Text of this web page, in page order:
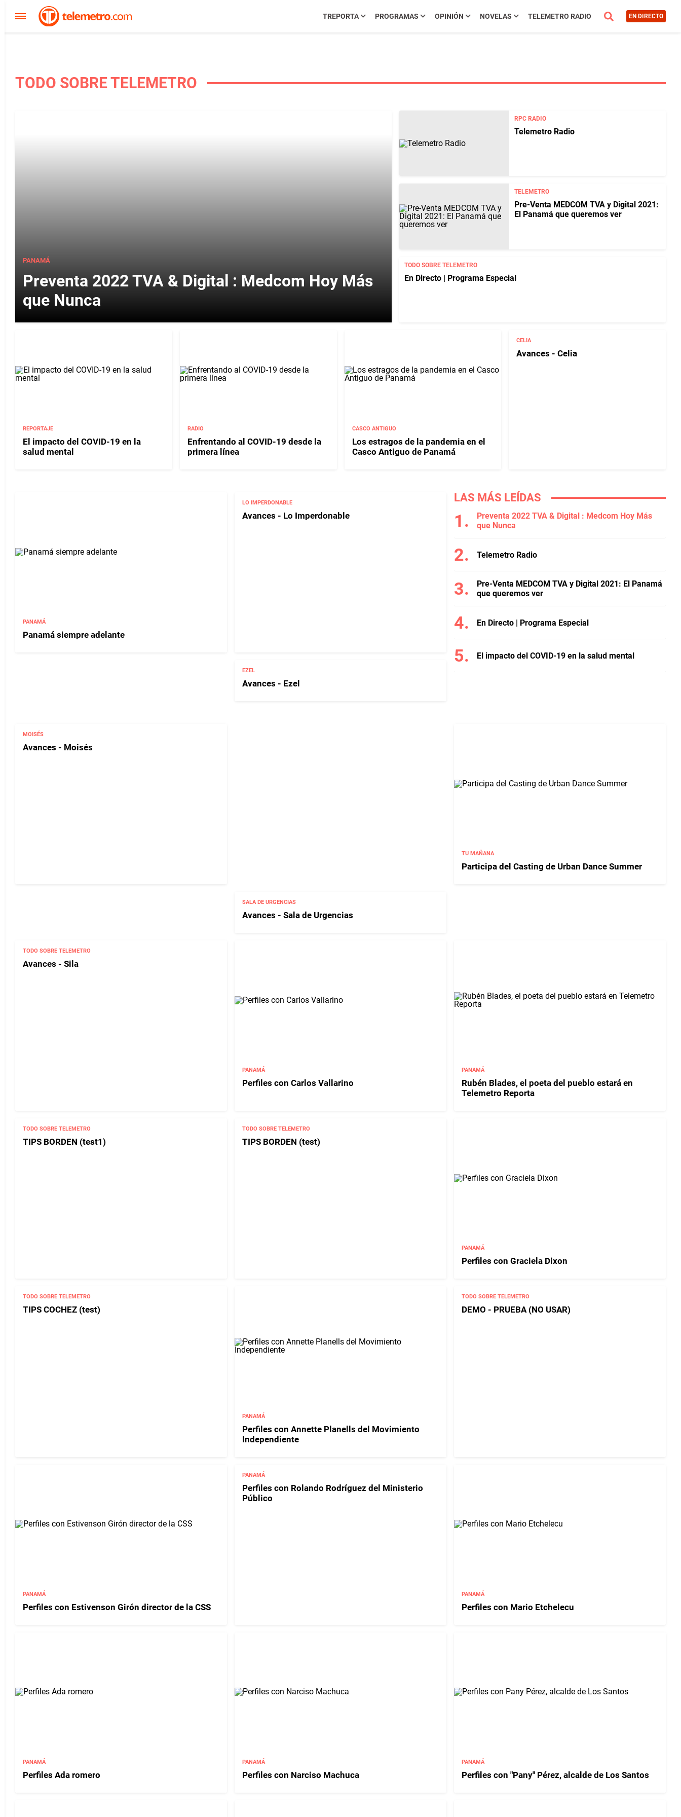
TREPORTA PROGRAMAS OPINIÓN NOVELAS TELEMETRO RADIO EN DIRECTO
TODO SOBRE TELEMETRO
PANAMÁ
Preventa 2022 TVA & Digital : Medcom Hoy Más
que Nunca
RPC RADIO
Telemetro Radio
TELEMETRO
Pre-Venta MEDCOM TVA y Digital 2021:
El Panamá que queremos ver
TODO SOBRE TELEMETRO
En Directo | Programa Especial
REPORTAJE
El impacto del COVID-19 en la
salud mental
RADIO
Enfrentando al COVID-19 desde la
primera línea
CASCO ANTIGUO
Los estragos de la pandemia en el
Casco Antiguo de Panamá
CELIA
Avances - Celia
PANAMÁ
Panamá siempre adelante
LO IMPERDONABLE
Avances - Lo Imperdonable
EZEL
Avances - Ezel
LAS MÁS LEÍDAS
Preventa 2022 TVA & Digital : Medcom Hoy Más
que Nunca
Telemetro Radio
Pre-Venta MEDCOM TVA y Digital 2021: El Panamá
que queremos ver
En Directo | Programa Especial
El impacto del COVID-19 en la salud mental
MOISÉS
Avances - Moisés
TU MAÑANA
Participa del Casting de Urban Dance Summer
SALA DE URGENCIAS
Avances - Sala de Urgencias
TODO SOBRE TELEMETRO
Avances - Sila
PANAMÁ
Perfiles con Carlos Vallarino
PANAMÁ
Rubén Blades, el poeta del pueblo estará en
Telemetro Reporta
TODO SOBRE TELEMETRO
TIPS BORDEN (test1)
TODO SOBRE TELEMETRO
TIPS BORDEN (test)
PANAMÁ
Perfiles con Graciela Dixon
TODO SOBRE TELEMETRO
TIPS COCHEZ (test)
PANAMÁ
Perfiles con Annette Planells del Movimiento
Independiente
TODO SOBRE TELEMETRO
DEMO - PRUEBA (NO USAR)
PANAMÁ
Perfiles con Estivenson Girón director de la CSS
PANAMÁ
Perfiles con Rolando Rodríguez del Ministerio
Público
PANAMÁ
Perfiles con Mario Etchelecu
PANAMÁ
Perfiles Ada romero
PANAMÁ
Perfiles con Narciso Machuca
PANAMÁ
Perfiles con "Pany" Pérez, alcalde de Los Santos